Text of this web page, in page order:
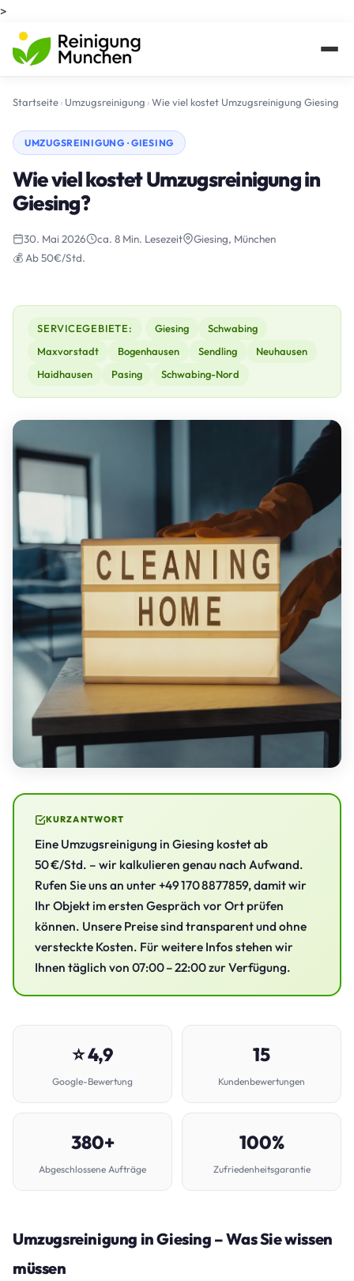
>
Startseite› Umzugsreinigung ›Wie viel kostet Umzugsreinigung Giesing
UMZUGSREINIGUNG · GIESING
Wie viel kostet Umzugsreinigung in
Giesing?
30. Mai 2026 ca. 8 Min. Lesezeit
Giesing, München
💰 Ab 50€/Std.
SERVICEGEBIETE: Giesing
Schwabing
Maxvorstadt
Bogenhausen Sendling
Neuhausen
Haidhausen
Pasing Schwabing-Nord
KURZANTWORT
Eine Umzugsreinigung in Giesing kostet ab
50 €/Std. – wir kalkulieren genau nach Aufwand.
Rufen Sie uns an unter +49 170 8877859, damit wir
Ihr Objekt im ersten Gespräch vor Ort prüfen
können. Unsere Preise sind transparent und ohne
versteckte Kosten. Für weitere Infos stehen wir
Ihnen täglich von 07:00 – 22:00 zur Verfügung.
⭐ 4,9
Google-Bewertung
15
Kundenbewertungen
380+
Abgeschlossene Aufträge
100%
Zufriedenheitsgarantie
Umzugsreinigung in Giesing – Was Sie wissen
müssen